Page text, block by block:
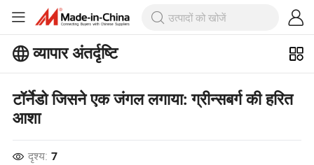
व्यापार अंतर्दृष्टि
देखें!
और देखें
टॉर्नेडो जिसने एक जंगल लगाया: ग्रीन्सबर्ग की हरित
आशा
दृश्य: 7